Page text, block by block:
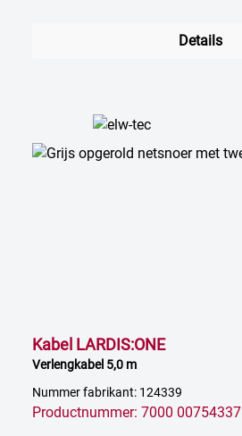
Details
Kabel LARDIS:ONE
Verlengkabel 5,0 m
Nummer fabrikant: 124339
Productnummer: 7000 00754337